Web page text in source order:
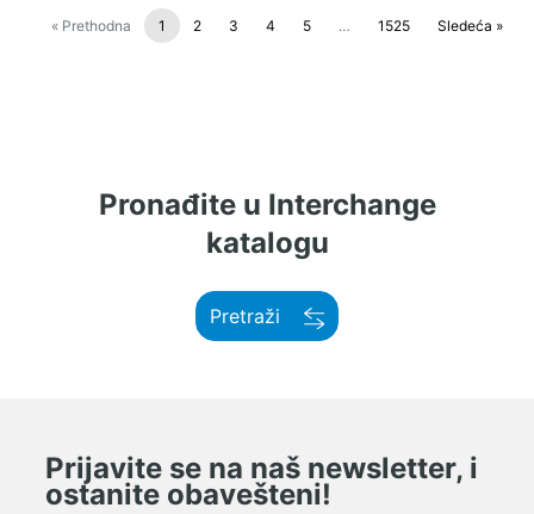
« Prethodna 1 2 3 4 5 … 1525 Sledeća »
Pronađite u Interchange
katalogu
Pretraži
Prijavite se na naš newsletter, i
ostanite obavešteni!